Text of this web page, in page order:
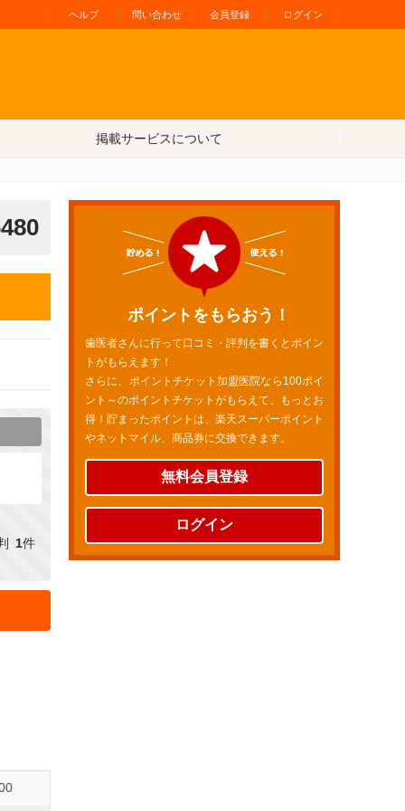
ヘルプ 問い合わせ 会員登録 ログイン
掲載サービスについて
1件
ポイントをもらおう！
歯医者さんに行って口コミ・評判を書くとポイン
トがもらえます！
さらに、ポイントチケット加盟医院なら100ポイ
ント～のポイントチケットがもらえて、もっとお
得！貯まったポイントは、楽天スーパーポイント
やネットマイル、商品券に交換できます。
無料会員登録
ログイン